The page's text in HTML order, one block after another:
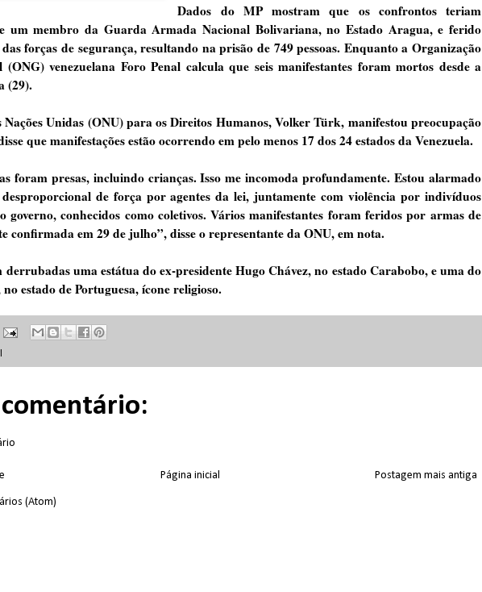
Dados do MP mostram que os confrontos teriam
um membro da Guarda Armada Nacional Bolivariana, no Estado Aragua, e ferido
forças de segurança, resultando na prisão de 749 pessoas. Enquanto a Organização
(ONG) venezuelana Foro Penal calcula que seis manifestantes foram mortos desde a
(29).
Unidas (ONU) para os Direitos Humanos, Volker Türk, manifestou preocupação
que manifestações estão ocorrendo em pelo menos 17 dos 24 estados da Venezuela.
foram presas, incluindo crianças. Isso me incomoda profundamente. Estou alarmado
de força por agentes da lei, juntamente com violência por indivíduos
governo, conhecidos como coletivos. Vários manifestantes foram feridos por armas de
confirmada em 29 de julho”, disse o representante da ONU, em nota.
uma estátua do ex-presidente Hugo Chávez, no estado Carabobo, e uma do
estado de Portuguesa, ícone religioso.
Postagem mais antiga
Página inicial
(Atom)